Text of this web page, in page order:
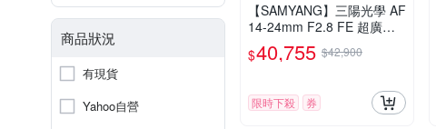
商品狀況
有現貨
Yahoo自營
【SAMYANG】三陽光學 AF
14-24mm F2.8 FE 超廣角
變焦鏡頭 公司貨
$40,755 $42,900
限時下殺 券